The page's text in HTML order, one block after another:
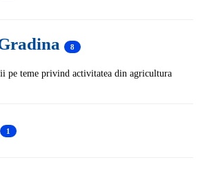
8
pe teme privind activitatea din agricultura
1